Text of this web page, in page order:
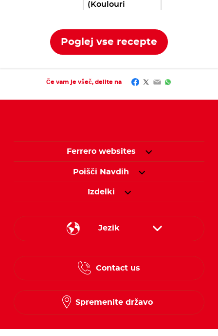
(Koulouri
Poglej vse recepte
Če vam je všeč, delite na Facebook
Twitter
EmailWhatsApp
Ferrero websites
Poišči Navdih
Izdelki
Jezik
Contact us
Spremenite državo